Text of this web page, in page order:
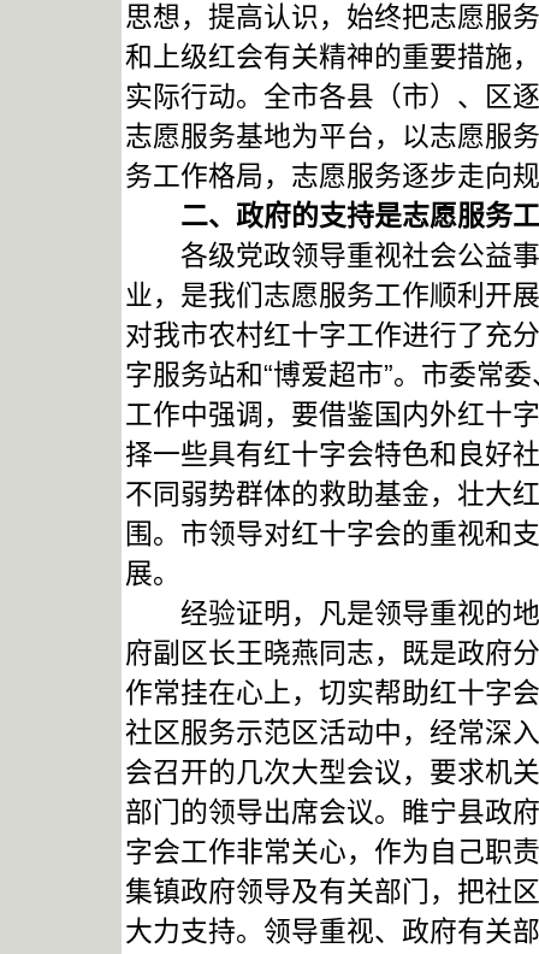
思想，提高认识，始终把志愿服
和上级红会有关精神的重要措施
实际行动。全市各县（市）、区
志愿服务基地为平台，以志愿服
务工作格局，志愿服务逐步走向
二、政府的支持是志愿服务工
各级党政领导重视社会公益事
业，是我们志愿服务工作顺利开
对我市农村红十字工作进行了充
字服务站和“博爱超市”。市委常
工作中强调，要借鉴国内外红十
择一些具有红十字会特色和良好
不同弱势群体的救助基金，壮大
围。市领导对红十字会的重视和
展。
经验证明，凡是领导重视的地
府副区长王晓燕同志，既是政府
作常挂在心上，切实帮助红十字
社区服务示范区活动中，经常深
会召开的几次大型会议，要求机
部门的领导出席会议。睢宁县政
字会工作非常关心，作为自己职
集镇政府领导及有关部门，把社
大力支持。领导重视、政府有关